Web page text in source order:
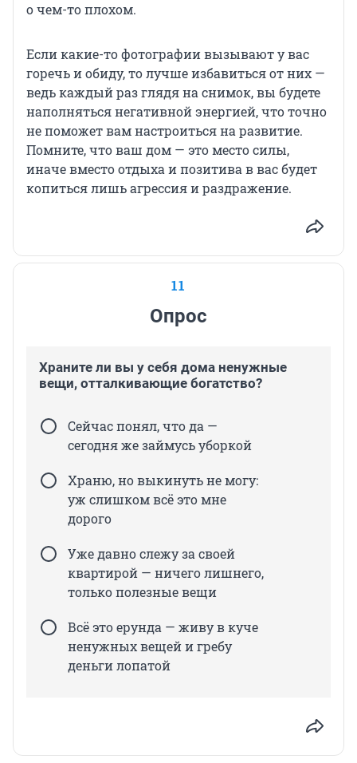
о чем-то плохом.
Если какие-то фотографии вызывают у вас
горечь и обиду, то лучше избавиться от них —
ведь каждый раз глядя на снимок, вы будете
наполняться негативной энергией, что точно
не поможет вам настроиться на развитие.
Помните, что ваш дом — это место силы,
иначе вместо отдыха и позитива в вас будет
копиться лишь агрессия и раздражение.
11
Опрос
Храните ли вы у себя дома ненужные
вещи, отталкивающие богатство?
Сейчас понял, что да —
сегодня же займусь уборкой
Храню, но выкинуть не могу:
уж слишком всё это мне
дорого
Уже давно слежу за своей
квартирой — ничего лишнего,
только полезные вещи
Всё это ерунда — живу в куче
ненужных вещей и гребу
деньги лопатой